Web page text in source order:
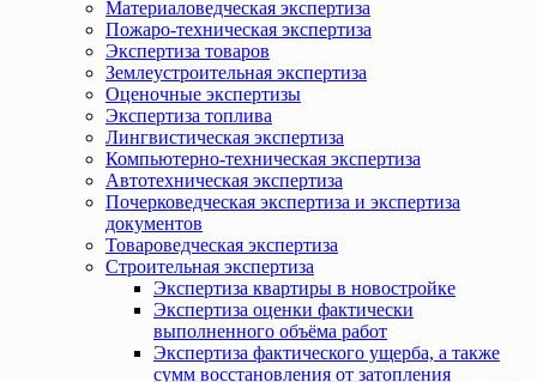
Материаловедческая экспертиза
Пожаро-техническая экспертиза
Экспертиза товаров
Землеустроительная экспертиза
Оценочные экспертизы
Экспертиза топлива
Лингвистическая экспертиза
Компьютерно-техническая экспертиза
Автотехническая экспертиза
Почерковедческая экспертиза и экспертиза
документов
Товароведческая экспертиза
Строительная экспертиза
Экспертиза квартиры в новостройке
Экспертиза оценки фактически
выполненного объёма работ
Экспертиза фактического ущерба, а также
сумм восстановления от затопления